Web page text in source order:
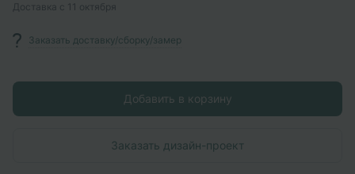
Доставка с 11 октября
Заказать доставку/сборку/замер
Добавить в корзину
Заказать дизайн-проект